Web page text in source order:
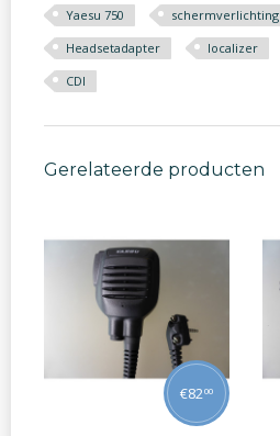
Yaesu 750
schermverlichting
Headsetadapter
localizer
CDI
Gerelateerde producten
€8200